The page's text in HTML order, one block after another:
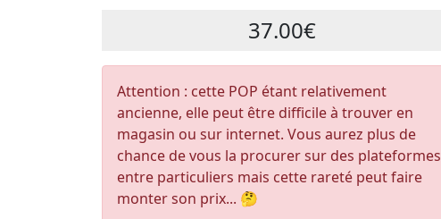
37.00€
Attention : cette POP étant relativement
ancienne, elle peut être difficile à trouver en
magasin ou sur internet. Vous aurez plus de
chance de vous la procurer sur des plateformes
entre particuliers mais cette rareté peut faire
monter son prix... 🤔